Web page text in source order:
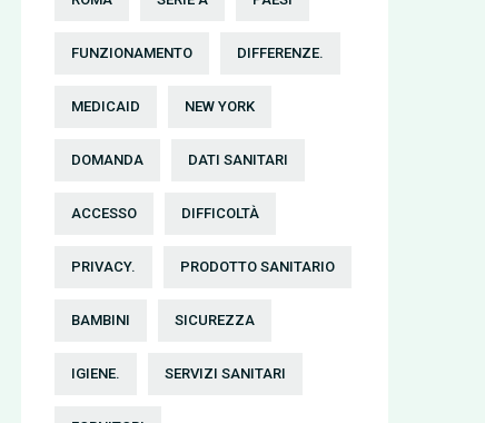
FUNZIONAMENTO DIFFERENZE.
MEDICAID NEW YORK
DOMANDA DATI SANITARI
ACCESSO DIFFICOLTÀ
PRIVACY. PRODOTTO SANITARIO
BAMBINI SICUREZZA
IGIENE. SERVIZI SANITARI